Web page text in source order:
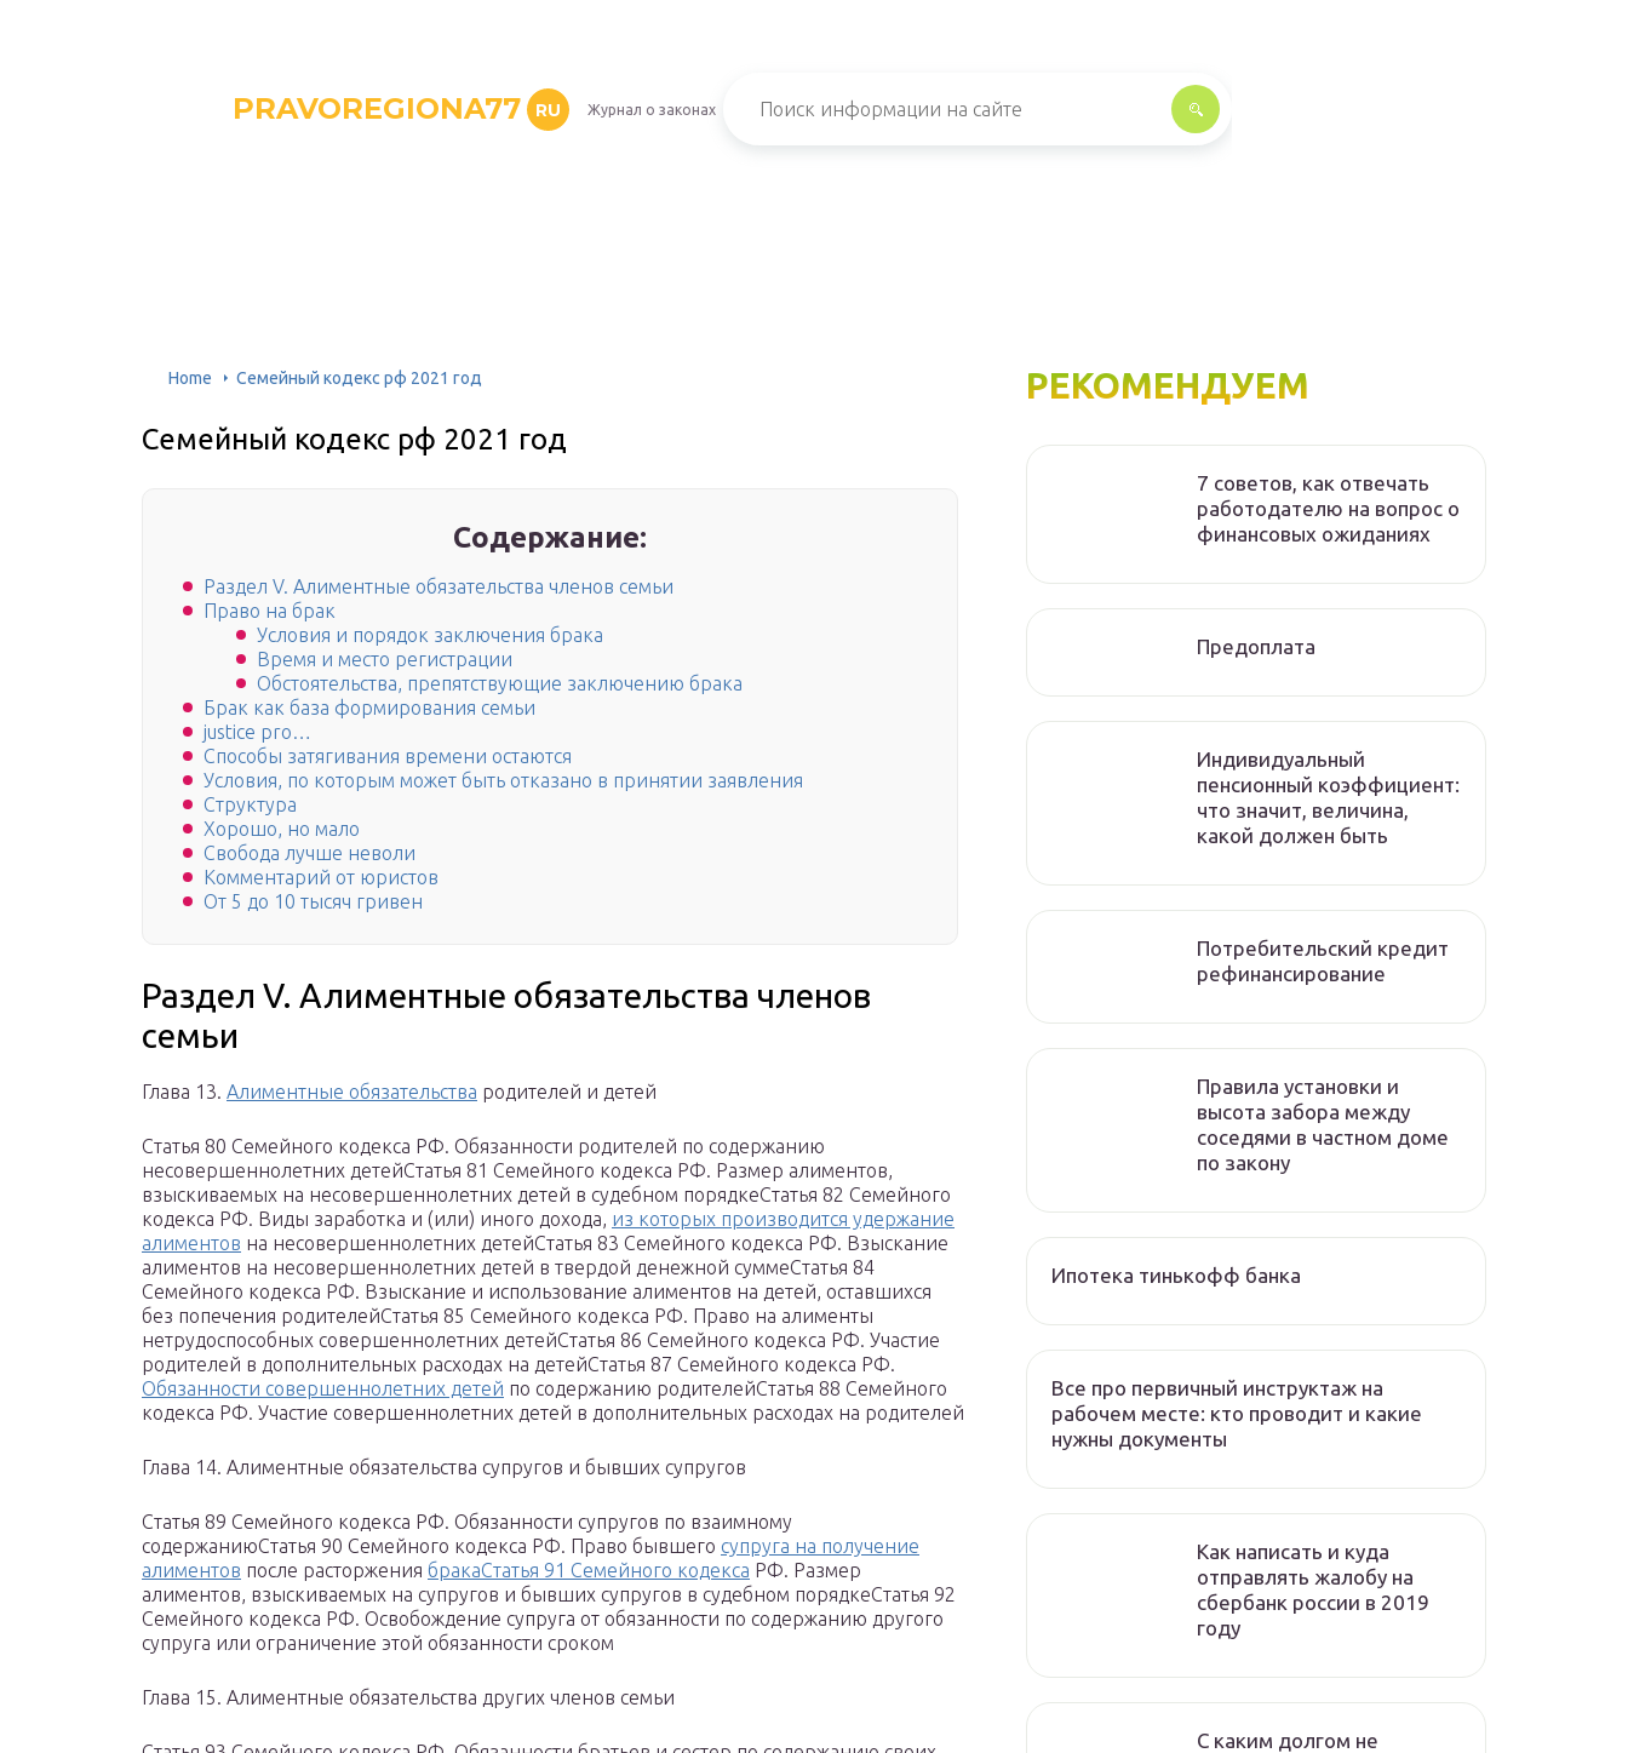
PRAVOREGIONA77 RU Журнал о законах
Home Семейный кодекс рф 2021 год
Семейный кодекс рф 2021 год
Содержание:
Раздел V. Алиментные обязательства членов семьи
Право на брак
Условия и порядок заключения брака
Время и место регистрации
Обстоятельства, препятствующие заключению брака
Брак как база формирования семьи
justice pro…
Способы затягивания времени остаются
Условия, по которым может быть отказано в принятии заявления
Структура
Хорошо, но мало
Свобода лучше неволи
Комментарий от юристов
От 5 до 10 тысяч гривен
Раздел V. Алиментные обязательства членов
семьи
Глава 13. Алиментные обязательства родителей и детей
Статья 80 Семейного кодекса РФ. Обязанности родителей по содержанию
несовершеннолетних детейСтатья 81 Семейного кодекса РФ. Размер алиментов,
взыскиваемых на несовершеннолетних детей в судебном порядкеСтатья 82 Семейного
кодекса РФ. Виды заработка и (или) иного дохода, из которых производится удержание
алиментов на несовершеннолетних детейСтатья 83 Семейного кодекса РФ. Взыскание
алиментов на несовершеннолетних детей в твердой денежной суммеСтатья 84
Семейного кодекса РФ. Взыскание и использование алиментов на детей, оставшихся
без попечения родителейСтатья 85 Семейного кодекса РФ. Право на алименты
нетрудоспособных совершеннолетних детейСтатья 86 Семейного кодекса РФ. Участие
родителей в дополнительных расходах на детейСтатья 87 Семейного кодекса РФ.
Обязанности совершеннолетних детей по содержанию родителейСтатья 88 Семейного
кодекса РФ. Участие совершеннолетних детей в дополнительных расходах на родителей
Глава 14. Алиментные обязательства супругов и бывших супругов
Статья 89 Семейного кодекса РФ. Обязанности супругов по взаимному
содержаниюСтатья 90 Семейного кодекса РФ. Право бывшего супруга на получение
алиментов после расторжения бракаСтатья 91 Семейного кодекса РФ. Размер
алиментов, взыскиваемых на супругов и бывших супругов в судебном порядкеСтатья 92
Семейного кодекса РФ. Освобождение супруга от обязанности по содержанию другого
супруга или ограничение этой обязанности сроком
Глава 15. Алиментные обязательства других членов семьи
РЕКОМЕНДУЕМ
7 советов, как отвечать
работодателю на вопрос о
финансовых ожиданиях
Предоплата
Индивидуальный
пенсионный коэффициент:
что значит, величина,
какой должен быть
Потребительский кредит
рефинансирование
Правила установки и
высота забора между
соседями в частном доме
по закону
Ипотека тинькофф банка
Все про первичный инструктаж на
рабочем месте: кто проводит и какие
нужны документы
Как написать и куда
отправлять жалобу на
сбербанк россии в 2019
году
C каким долгом не